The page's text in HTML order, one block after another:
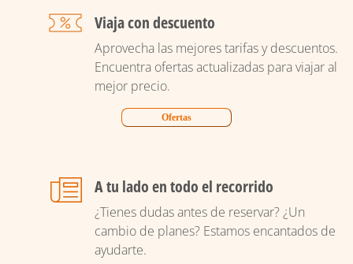
Viaja con descuento
Aprovecha las mejores tarifas y descuentos.
Encuentra ofertas actualizadas para viajar al
mejor precio.
Ofertas
A tu lado en todo el recorrido
¿Tienes dudas antes de reservar? ¿Un
cambio de planes? Estamos encantados de
ayudarte.